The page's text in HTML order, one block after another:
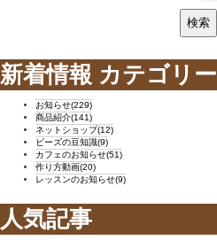
新着情報 カテゴリー
お知らせ(229)
商品紹介(141)
ネットショップ(12)
ビーズの豆知識(9)
カフェのお知らせ(51)
作り方動画(20)
レッスンのお知らせ(9)
人気記事